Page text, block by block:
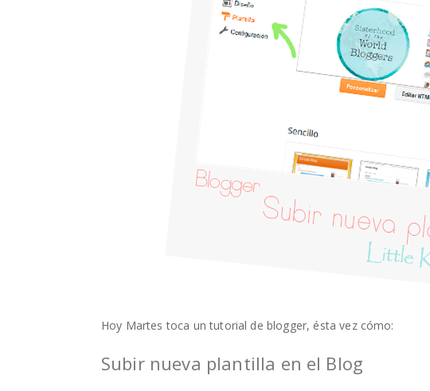
Hoy Martestoca un tutorial de blogger, ésta vez cómo:
Subir nueva plantilla en el Blog